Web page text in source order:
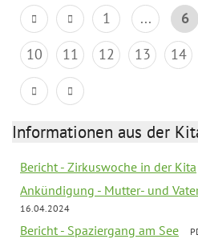
1 ... 6
10
11 12 13 14
Informationen aus der
Bericht - Zirkuswoche in der Kita
Ankündigung - Mutter- und
16.04.2024
Bericht - Spaziergang am See